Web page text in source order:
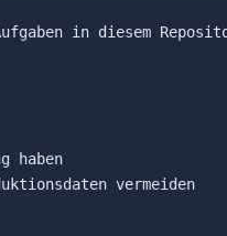
in diesem
vermeiden